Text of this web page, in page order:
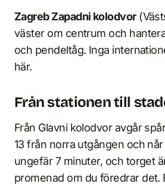
Zagreb Zapadni kolodvor
väster om centrum och
och pendeltåg. Inga
här.
Från stationen till
Från Glavni kolodvor avgår
13 från norra utgången och
ungefär 7 minuter, och torget
promenad om du föredrar det.